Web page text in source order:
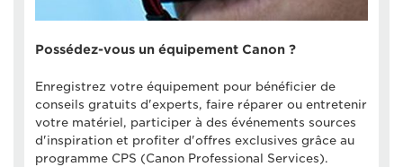
Possédez-vous un équipement Canon ?
Enregistrez votre équipement pour bénéficier de
conseils gratuits d'experts, faire réparer ou entretenir
votre matériel, participer à des événements sources
d'inspiration et profiter d'offres exclusives grâce au
programme CPS (Canon Professional Services).